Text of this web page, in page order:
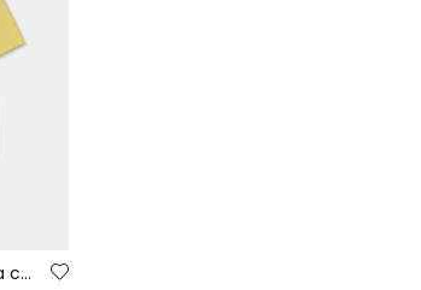
Maglietta bambino gialla con stampa di palme